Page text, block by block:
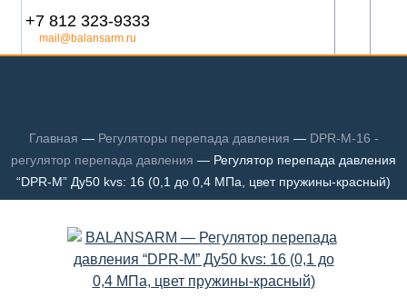
+7 812 323-9333
mail@balansarm.ru
Главная — Регуляторы перепада давления — DPR-M-16 -
регулятор перепада давления — Регулятор перепада давления
“DPR-M” Ду50 kvs: 16 (0,1 до 0,4 МПа, цвет пружины-красный)